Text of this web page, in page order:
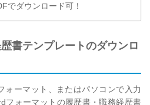
でダウンロード可！
書テンプレートのダウンロ
ォーマット、またはパソコンで入力
フォーマットの履歴書・職務経歴書